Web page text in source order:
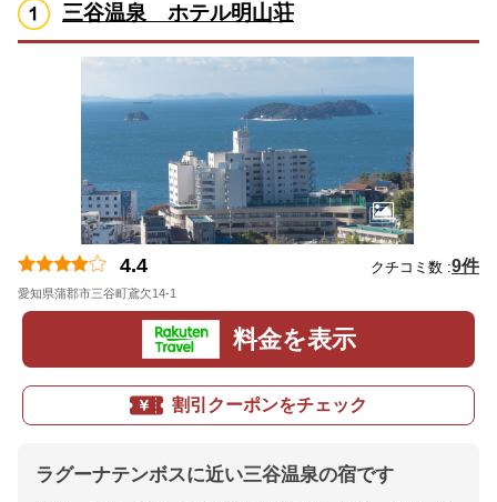
三谷温泉 ホテル明山荘
4.4 クチコミ数 :9件
愛知県蒲郡市三谷町鳶欠14-1
料金を表示
割引クーポンをチェック
ラグーナテンボスに近い三谷温泉の宿です